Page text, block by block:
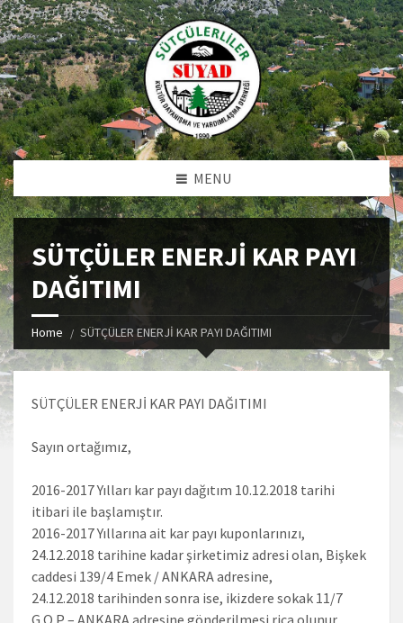
MENU
SÜTÇÜLER ENERJİ KAR PAYI
DAĞITIMI
Home SÜTÇÜLER ENERJİ KAR PAYI DAĞITIMI
SÜTÇÜLER ENERJİ KAR PAYI DAĞITIMI
Sayın ortağımız,
2016-2017 Yılları kar payı dağıtım 10.12.2018 tarihi
itibari ile başlamıştır.
2016-2017 Yıllarına ait kar payı kuponlarınızı,
24.12.2018 tarihine kadar şirketimiz adresi olan, Bişkek
caddesi 139/4 Emek / ANKARA adresine,
24.12.2018 tarihinden sonra ise, ikizdere sokak 11/7
G.O.P – ANKARA adresine gönderilmesi rica olunur.